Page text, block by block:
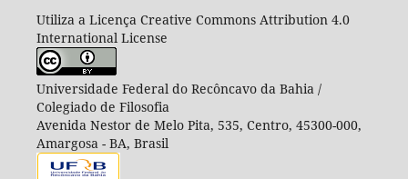
Utiliza a Licença Creative Commons Attribution 4.0
International License
Universidade Federal do Recôncavo da Bahia /
Colegiado de Filosofia
Avenida Nestor de Melo Pita, 535, Centro, 45300-000,
Amargosa - BA, Brasil